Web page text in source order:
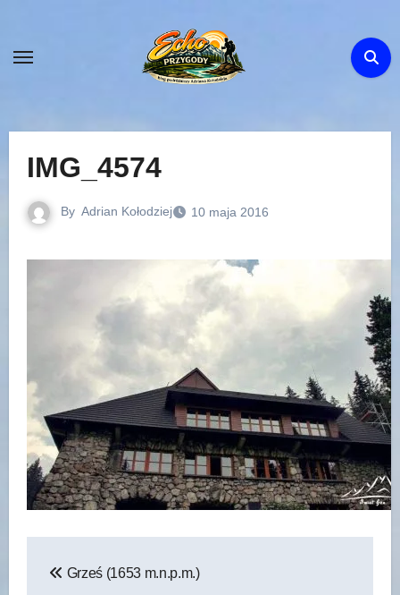
content
IMG_4574
By Adrian Kołodziej 10 maja 2016
Grześ (1653 m.n.p.m.)